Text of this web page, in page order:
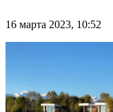
16 марта 2023, 10:52